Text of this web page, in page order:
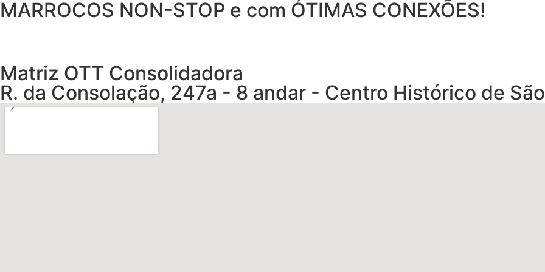
MARROCOS NON-STOP e com ÓTIMAS CONEXÕES!
Matriz OTT Consolidadora
R. da Consolação, 247a - 8 andar - Centro Histórico de